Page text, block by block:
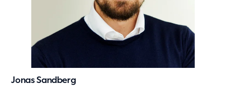
Jonas Sandberg